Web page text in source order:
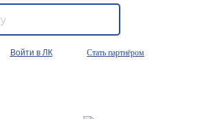
Войти в ЛК Стать партнёром